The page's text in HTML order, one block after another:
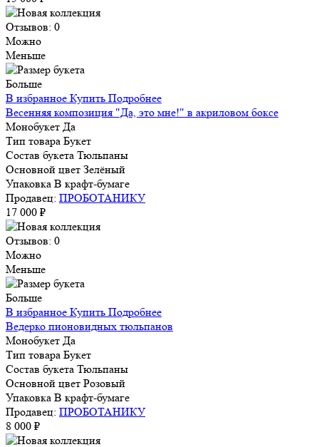
Отзывов: 0
Можно
Меньше
Больше
В избранное Купить Подробнее
Весенняя композиция "Да, это мне!" в акриловом боксе
Монобукет Да
Тип товара Букет
Состав букета Тюльпаны
Основной цвет Зелёный
Упаковка В крафт-бумаге
Продавец: ПРОБОТАНИКУ
17 000 ₽
Отзывов: 0
Можно
Меньше
Больше
В избранное Купить Подробнее
Ведерко пионовидных тюльпанов
Монобукет Да
Тип товара Букет
Состав букета Тюльпаны
Основной цвет Розовый
Упаковка В крафт-бумаге
Продавец: ПРОБОТАНИКУ
8 000 ₽